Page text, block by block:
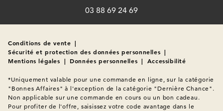
03 88 69 24 69
Conditions de vente |
Sécurité et protection des données personnelles |
Mentions légales | Données personnelles | Accessibilité
*Uniquement valable pour une commande en ligne, sur la catégorie
"Bonnes Affaires" à l'exception de la catégorie "Dernière Chance".
Non applicable sur une commande en cours ou un bon cadeau.
Pour profiter de l'offre, saisissez votre code avantage dans le